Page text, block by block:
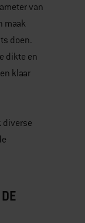
van
maak
doen.
dikte en
klaar
diverse